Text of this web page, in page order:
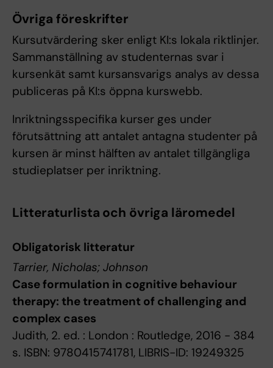
Övriga föreskrifter
Kursutvärdering sker enligt KI:s lokala riktlinjer.
Sammanställning av studenternas svar i
kursenkät samt kursansvarigs analys av dessa
publiceras på KI:s öppna kurswebb.
Inriktningsspecifika kurser ges under
förutsättning att antalet antagna studenter på
kursen är minst hälften av antalet tillgängliga
studieplatser per inriktning.
Litteraturlista och övriga läromedel
Obligatorisk litteratur
Tarrier, Nicholas; Johnson
Case formulation in cognitive behaviour
therapy: the treatment of challenging and
complex cases
Judith, 2. ed. : London : Routledge, 2016 - 384
s. ISBN: 9780415741781, LIBRIS-ID: 19249325